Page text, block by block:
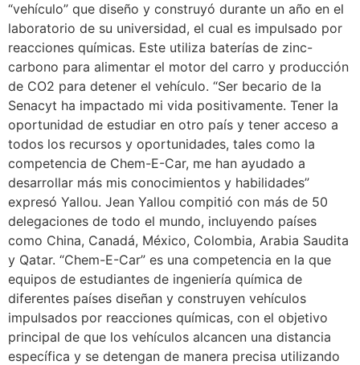
“vehículo” que diseño y construyó durante un año en el
laboratorio de su universidad, el cual es impulsado por
reacciones químicas. Este utiliza baterías de zinc-
carbono para alimentar el motor del carro y producción
de CO2 para detener el vehículo. “Ser becario de la
Senacyt ha impactado mi vida positivamente. Tener la
oportunidad de estudiar en otro país y tener acceso a
todos los recursos y oportunidades, tales como la
competencia de Chem-E-Car, me han ayudado a
desarrollar más mis conocimientos y habilidades”
expresó Yallou. Jean Yallou compitió con más de 50
delegaciones de todo el mundo, incluyendo países
como China, Canadá, México, Colombia, Arabia Saudita
y Qatar. “Chem-E-Car” es una competencia en la que
equipos de estudiantes de ingeniería química de
diferentes países diseñan y construyen vehículos
impulsados por reacciones químicas, con el objetivo
principal de que los vehículos alcancen una distancia
específica y se detengan de manera precisa utilizando